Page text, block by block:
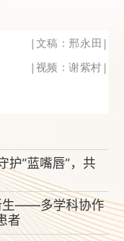
| 文稿：邢永田 |
|视频 ：谢紫村 |
护“蓝嘴唇”，共
生——多学科协作
者